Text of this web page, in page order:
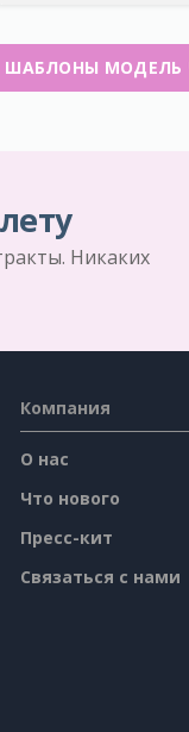
ШАБЛОНЫ МОДЕЛЬ
Никаких
Компания
О нас
Что нового
Пресс-кит
Связаться с нами